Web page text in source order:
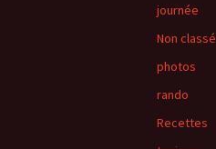
journée
Non classé
photos
rando
Recettes